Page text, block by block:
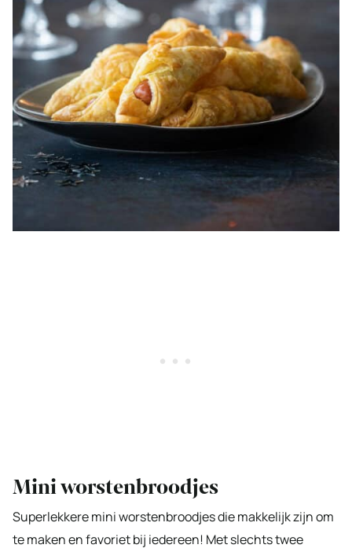
Mini worstenbroodjes
Superlekkere mini worstenbroodjes die makkelijk zijn om
te maken en favoriet bij iedereen! Met slechts twee